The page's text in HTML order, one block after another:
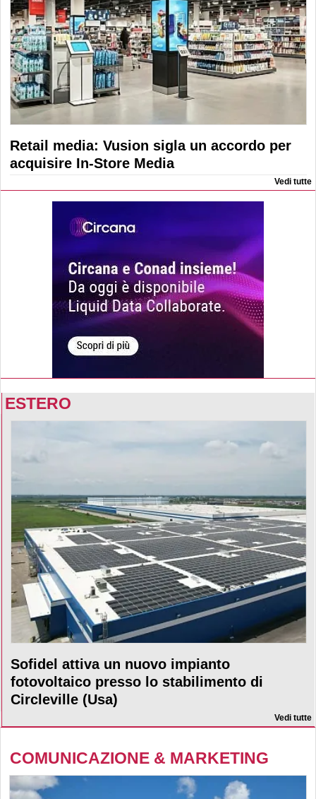
Retail media: Vusion sigla un accordo per
acquisire In-Store Media
Vedi tutte
ESTERO
Sofidel attiva un nuovo impianto
fotovoltaico presso lo stabilimento di
Circleville (Usa)
Vedi tutte
COMUNICAZIONE & MARKETING